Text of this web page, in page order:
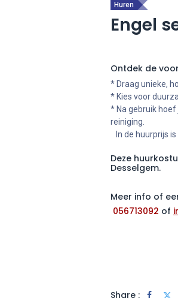
Huren
Engel
Ontdek de
* Draag unieke,
* Kies voor
* Na gebruik
reiniging.
In de huurprijs
Deze
Desselgem.
Meer info of
056713092 of
Share :